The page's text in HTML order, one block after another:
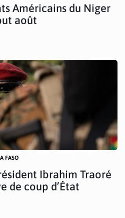
Américains du Niger
août
FASO
Ibrahim Traoré
de coup d’État